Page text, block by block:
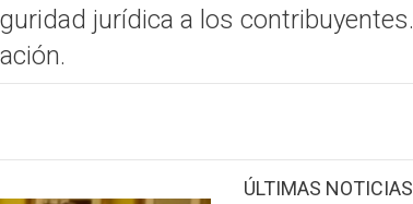
jurídica a los contribuyentes.
ÚLTIMAS NOTICIAS